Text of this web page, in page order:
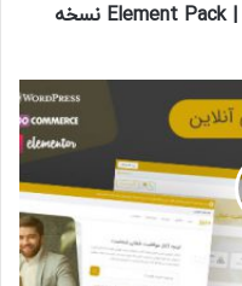
دانلود رایگان افزونه المنت پک | Element Pack نسخه